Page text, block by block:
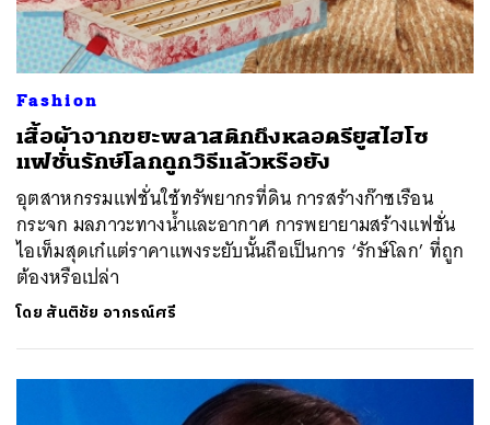
Fashion
เสื้อผ้าจากขยะพลาสติกถึงหลอดรียูสไฮโซ
แฟชั่นรักษ์โลกถูกวิธีแล้วหรือยัง
อุตสาหกรรมแฟชั่นใช้ทรัพยากรที่ดิน การสร้างก๊าซเรือน
กระจก มลภาวะทางน้ำและอากาศ การพยายามสร้างแฟชั่น
ไอเท็มสุดเก๋แต่ราคาแพงระยับนั้นถือเป็นการ ‘รักษ์โลก’ ที่ถูก
ต้องหรือเปล่า
โดย สันติชัย อาภรณ์ศรี